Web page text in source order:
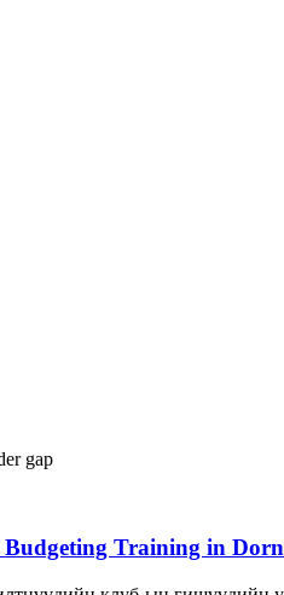
gap
Budgeting Training in